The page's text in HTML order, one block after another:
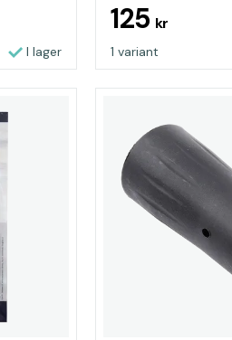
I lager
125 kr
1 variant